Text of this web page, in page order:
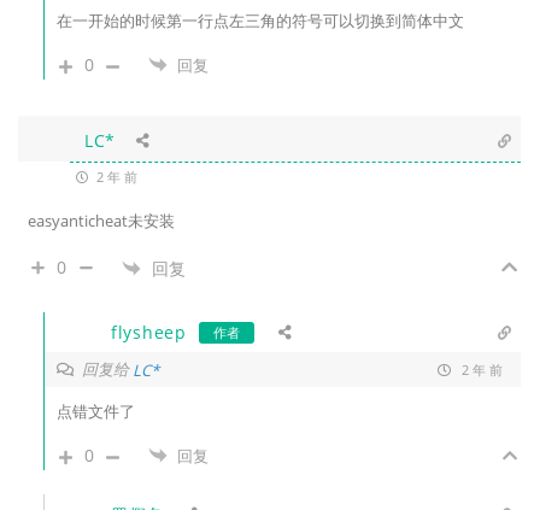
在一开始的时候第一行点左三角的符号可以切换到简体中文
0 回复
LC*
2 年 前
easyanticheat未安装
0 回复
flysheep 作者
回复给LC* 2 年 前
点错文件了
0 回复